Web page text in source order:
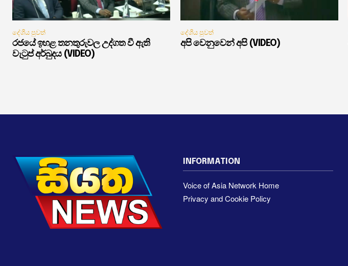
දේශීය පුවත්
රජයේ ඉහළ තනතුරුවල උද්ගත වී ඇති
වැටුප් අර්බුදය (VIDEO)
දේශීය පුවත්
අපි වෙනුවෙන් අපි (VIDEO)
INFORMATION
Voice of Asia Network Home
Privacy and Cookie Policy